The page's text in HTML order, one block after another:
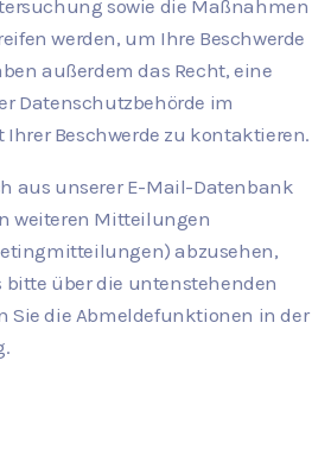
sowie die Maßnahmen
werden, um Ihre Beschwerde
außerdem das Recht, eine
Datenschutzbehörde im
Beschwerde zu kontaktieren.
aus unserer E-Mail-Datenbank
weiteren Mitteilungen
abzusehen,
über die untenstehenden
Sie die Abmeldefunktionen in der